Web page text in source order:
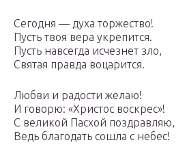
Сегодня — духа торжество!
Пусть твоя вера укрепится.
Пусть навсегда исчезнет зло,
Святая правда воцарится.
Любви и радости желаю!
И говорю: «Христос воскрес»!
С великой Пасхой поздравляю,
Ведь благодать сошла с небес!